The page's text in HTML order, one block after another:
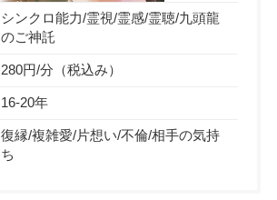
シンクロ能力/霊視/霊感/霊聴/九頭龍
のご神託
280円/分（税込み）
16-20年
復縁/複雑愛/片想い/不倫/相手の気持
ち